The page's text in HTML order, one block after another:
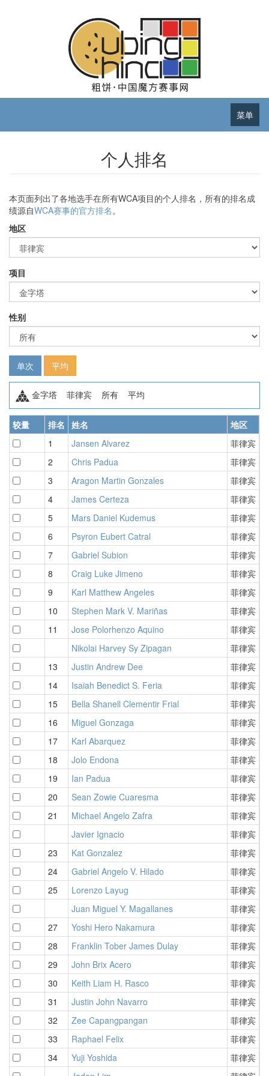
菜单
个人排名
本页面列出了各地选手在所有WCA项目的个人排名，所有的排名成
绩源自WCA赛事的官方排名 。
地区
项目
性别
单次 平均
金字塔 菲律宾 所有 平均
较量 排名 姓名 地区
1
Jansen Alvarez 菲律宾
2
Chris Padua 菲律宾
3
Aragon Martin Gonzales 菲律宾
4
James Certeza 菲律宾
5
Mars Daniel Kudemus 菲律宾
6
Psyron Eubert Catral 菲律宾
7
Gabriel Subion 菲律宾
8
Craig Luke Jimeno 菲律宾
9
Karl Matthew Angeles 菲律宾
10
Stephen Mark V. Mariñas 菲律宾
11
Jose Polorhenzo Aquino 菲律宾
Nikolai Harvey Sy Zipagan
菲律宾
13
Justin Andrew Dee 菲律宾
14
Isaiah Benedict S. Feria 菲律宾
15
Bella Shanell Clementir Frial 菲律宾
16
Miguel Gonzaga 菲律宾
17
Karl Abarquez 菲律宾
18
Jolo Endona 菲律宾
19
Ian Padua 菲律宾
20
Sean Zowie Cuaresma 菲律宾
21
Michael Angelo Zafra 菲律宾
Javier Ignacio
菲律宾
23
Kat Gonzalez 菲律宾
24
Gabriel Angelo V. Hilado 菲律宾
25
Lorenzo Layug 菲律宾
Juan Miguel Y. Magallanes
菲律宾
27
Yoshi Hero Nakamura 菲律宾
28
Franklin Tober James Dulay 菲律宾
29
John Brix Acero 菲律宾
30
Keith Liam H. Rasco 菲律宾
31
Justin John Navarro 菲律宾
32
Zee Capangpangan 菲律宾
33
Raphael Felix 菲律宾
34
Yuji Yoshida 菲律宾